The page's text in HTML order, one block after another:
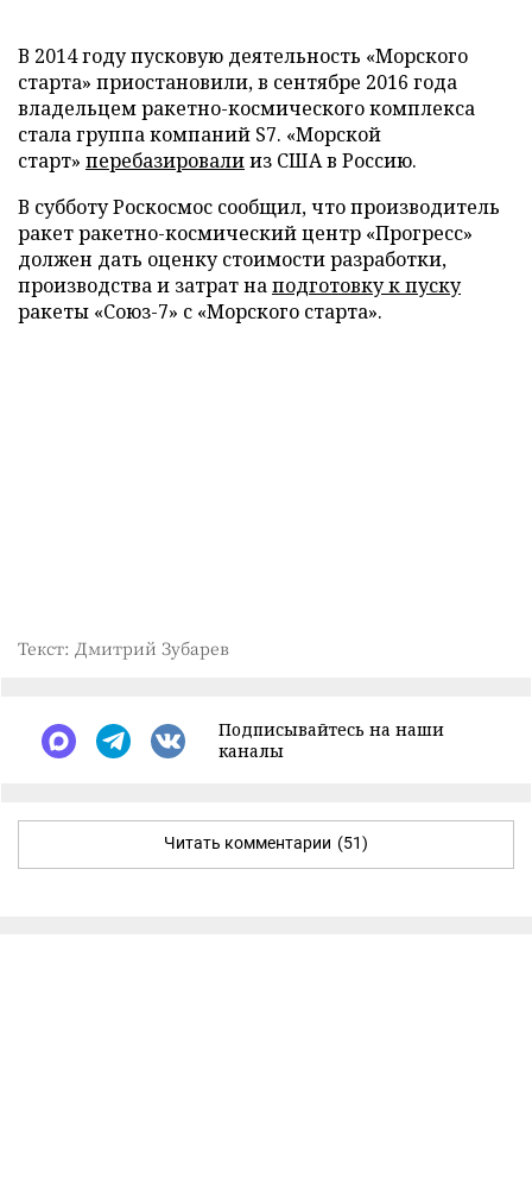
В 2014 году пусковую деятельность «Морского
старта» приостановили, в сентябре 2016 года
владельцем ракетно-космического комплекса
стала группа компаний S7. «Морской
старт» перебазировалииз США в Россию.
В субботу Роскосмос сообщил, что производитель
ракет ракетно-космический центр «Прогресс»
должен дать оценку стоимости разработки,
производства и затрат наподготовку к пуску
ракеты «Союз-7» с «Морского старта».
Текст: Дмитрий Зубарев
Подписывайтесь на наши
каналы
Читать комментарии (51)